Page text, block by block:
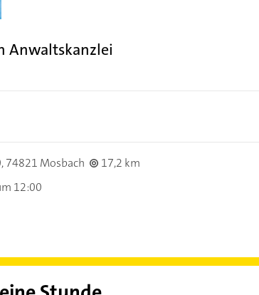
Anwaltskanzlei
74821 Mosbach
17,2 km
12:00